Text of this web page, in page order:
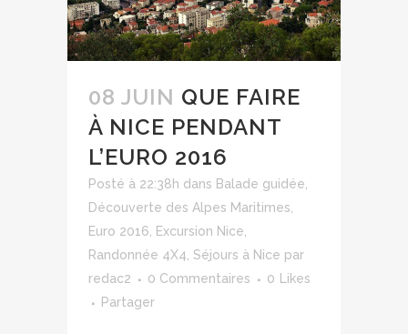
08 JUIN QUE FAIRE
À NICE PENDANT
L’EURO 2016
Posté à 22:38h dans Balade guidée
Découverte des Alpes Maritimes
Euro 2016
Excursion Nice
Randonnée 4X4 Séjours à Nice par
redac2
0 Commentaires 0
Likes
Partager